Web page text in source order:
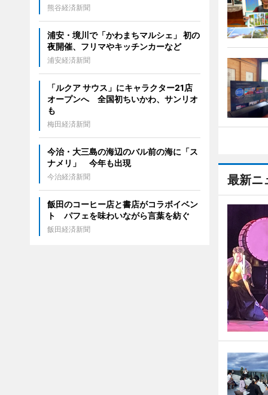
最新ニ
熊谷経済新聞
浦安・境川で「かわまちマルシェ」 初の
夜開催、フリマやキッチンカーなど
浦安経済新聞
「ルクア サウス」にキャラクター21店
オープンへ 全国初ちいかわ、サンリオ
も
梅田経済新聞
今治・大三島の海辺のバル前の海に「ス
ナメリ」 今年も出現
今治経済新聞
飯田のコーヒー店と書店がコラボイベン
ト パフェを味わいながら言葉を紡ぐ
飯田経済新聞